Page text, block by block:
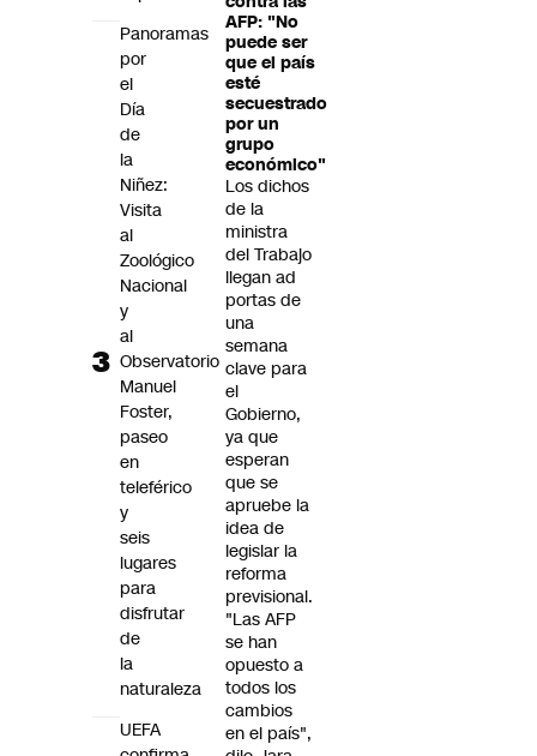
AFP: "No
puede ser
que el país
esté
secuestrado
por un
grupo
económico"
Los dichos
de la
ministra
del Trabajo
llegan ad
portas de
una
semana
clave para
el
Gobierno,
ya que
esperan
que se
apruebe la
idea de
legislar la
reforma
previsional.
"Las AFP
se han
opuesto a
todos los
cambios
en el país",
Panoramas
por
el
Día
de
la
Niñez:
Visita
al
Zoológico
Nacional
y
al
Observatorio
Manuel
Foster,
paseo
en
teleférico
y
seis
lugares
para
disfrutar
de
la
naturaleza
UEFA